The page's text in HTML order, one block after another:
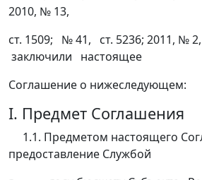
2010, № 13,
ст. 1509; № 41, ст. 5236; 2011, №
заключили настоящее
Соглашение о нижеследующем:
I. Предмет Соглашения
1.1. Предметом настоящего
предоставление Службой